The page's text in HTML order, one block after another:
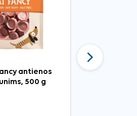
antienos
500 g